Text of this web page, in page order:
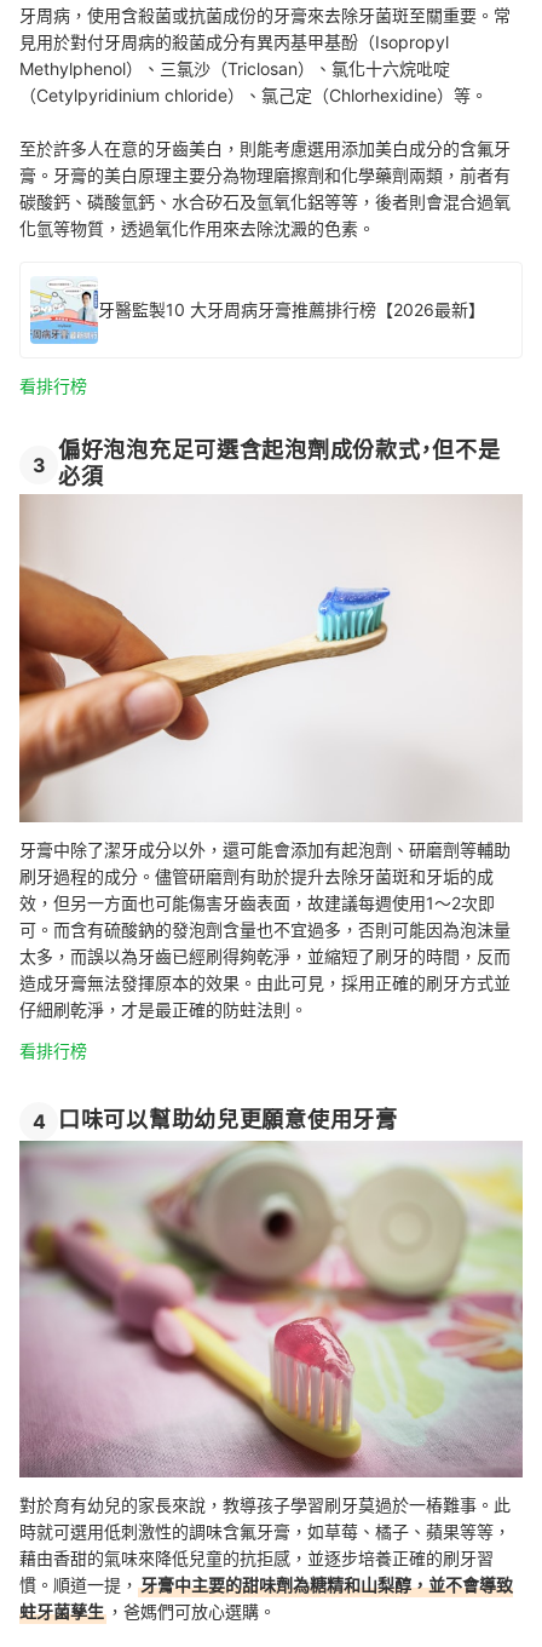
牙周病，使用含殺菌或抗菌成份的牙膏來去除牙菌斑至關重要。常
見用於對付牙周病的殺菌成分有異丙基甲基酚（Isopropyl
Methylphenol）、三氯沙（Triclosan）、氯化十六烷吡啶
（Cetylpyridinium chloride）、氯己定（Chlorhexidine）等。
至於許多人在意的牙齒美白，則能考慮選用添加美白成分的含氟牙
膏。牙膏的美白原理主要分為物理磨擦劑和化學藥劑兩類，前者有
碳酸鈣、磷酸氫鈣、水合矽石及氫氧化鋁等等，後者則會混合過氧
化氫等物質，透過氧化作用來去除沈澱的色素。
牙醫監製10 大牙周病牙膏推薦排行榜【2026最新】
看排行榜
3
偏好泡泡充足可選含起泡劑成份款式，但不是
必須
牙膏中除了潔牙成分以外，還可能會添加有起泡劑、研磨劑等輔助
刷牙過程的成分。儘管研磨劑有助於提升去除牙菌斑和牙垢的成
效，但另一方面也可能傷害牙齒表面，故建議每週使用1～2次即
可。而含有硫酸鈉的發泡劑含量也不宜過多，否則可能因為泡沫量
太多，而誤以為牙齒已經刷得夠乾淨，並縮短了刷牙的時間，反而
造成牙膏無法發揮原本的效果。由此可見，採用正確的刷牙方式並
仔細刷乾淨，才是最正確的防蛀法則。
看排行榜
4 口味可以幫助幼兒更願意使用牙膏
對於育有幼兒的家長來說，教導孩子學習刷牙莫過於一樁難事。此
時就可選用低刺激性的調味含氟牙膏，如草莓、橘子、蘋果等等，
藉由香甜的氣味來降低兒童的抗拒感，並逐步培養正確的刷牙習
慣。順道一提， 牙膏中主要的甜味劑為糖精和山梨醇，並不會導致
蛀牙菌孳生 ，爸媽們可放心選購。